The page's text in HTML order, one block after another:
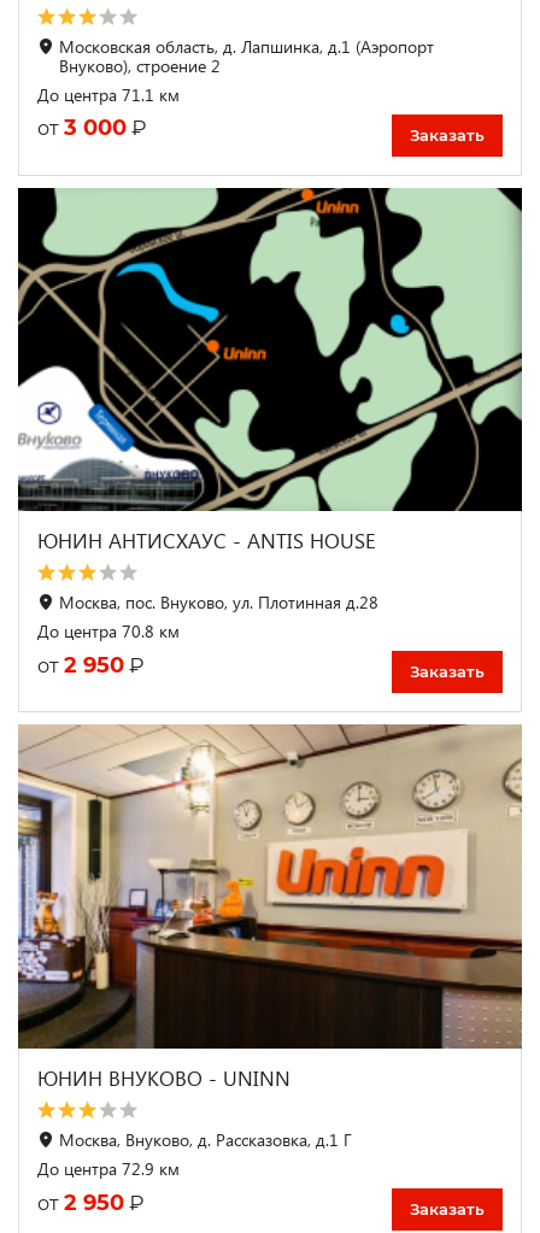
Московская область, д. Лапшинка, д.1 (Аэропорт
Внуково), строение 2
До центра 71.1 км
от 3 000 ₽ Заказать
ЮНИН АНТИСХАУС - ANTIS HOUSE
Москва, пос. Внуково, ул. Плотинная д.28
До центра 70.8 км
от 2 950 ₽ Заказать
ЮНИН ВНУКОВО - UNINN
Москва, Внуково, д. Рассказовка, д.1 Г
До центра 72.9 км
от 2 950 ₽ Заказать